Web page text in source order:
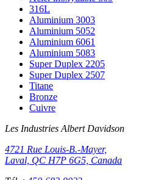
316L
Aluminium 3003
Aluminium 5052
Aluminium 6061
Aluminium 5083
Super Duplex 2205
Super Duplex 2507
Titane
Bronze
Cuivre
Les Industries Albert Davidson
4721 Rue Louis-B.-Mayer,
Laval, QC H7P 6G5, Canada